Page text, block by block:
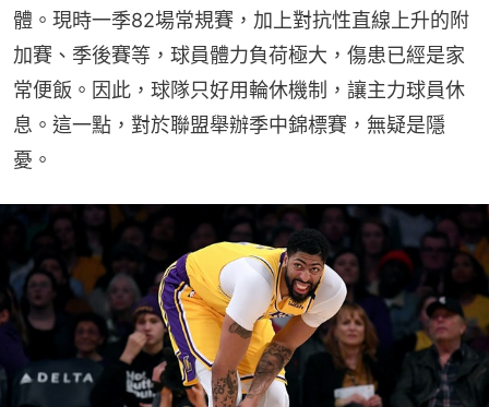
體。現時一季82場常規賽，加上對抗性直線上升的附
加賽、季後賽等，球員體力負荷極大，傷患已經是家
常便飯。因此，球隊只好用輪休機制，讓主力球員休
息。這一點，對於聯盟舉辦季中錦標賽，無疑是隱
憂。